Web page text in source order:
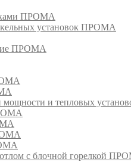
ПРОМА
установок ПРОМА
ПРОМА
и тепловых
с блочной горелкой